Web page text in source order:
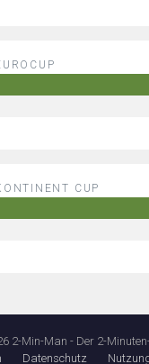
CUP
2-Min-Man - Der 2-
Datenschutz